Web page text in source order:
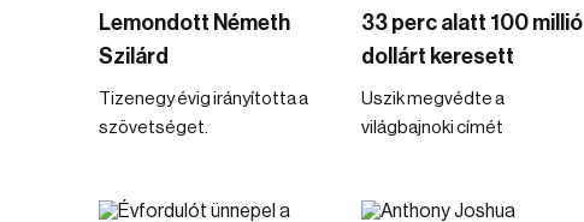
Lemondott Németh
Szilárd
Tizenegy évig irányította a
szövetséget.
33 perc alatt 100 millió
dollárt keresett
Uszik megvédte a
világbajnoki címét